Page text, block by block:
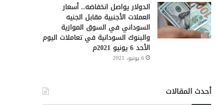
الدولار يواصل انخفاضه.. أسعار
العملات الأجنبية مقابل الجنيه
السوداني في السوق الموازية
والبنوك السودانية في تعاملات اليوم
الأحد 6 يونيو 2021م
6 يونيو، 2021
أحدث المقالات